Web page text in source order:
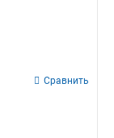
Сравнить